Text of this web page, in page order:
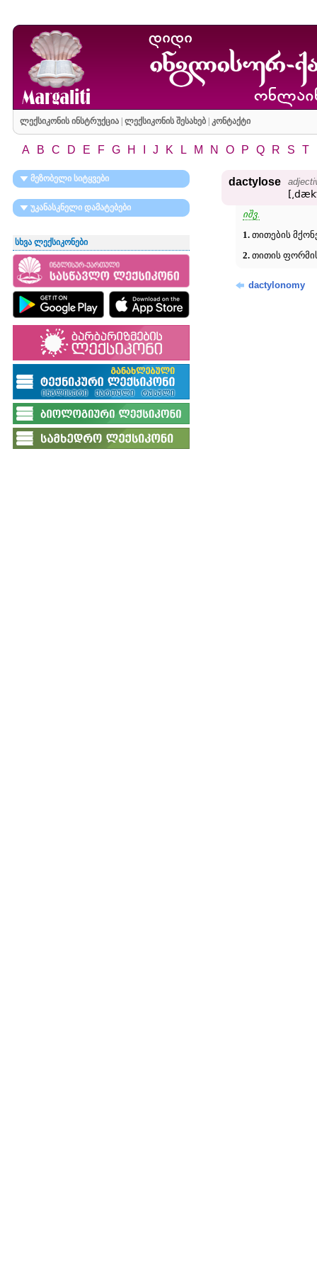
ლექსიკონის ინსტრუქცია| ლექსიკონის შესახებ| კონტაქტი
A B C D E F G H J K L M N O P Q R S T
მეზობელი სიტყვები
უკანასკნელი დამატებები
სხვა ლექსიკონები
dactylose
იშვ.
1.თითების
2.თითის
dactylonomy